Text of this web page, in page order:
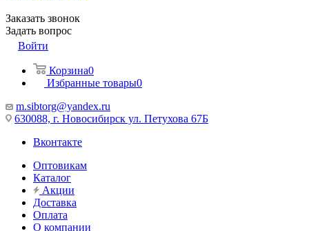
Заказать звонок
Задать вопрос
Войти
Корзина0
Избранные товары0
m.sibtorg@yandex.ru
630088, г. Новосибирск ул. Петухова 67Б
Вконтакте
Оптовикам
Каталог
Акции
Доставка
Оплата
О компании